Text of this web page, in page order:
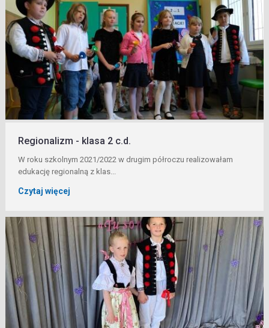
Regionalizm - klasa 2 c.d.
W roku szkolnym 2021/2022 w drugim półroczu realizowałam
edukację regionalną z klas...
Czytaj więcej